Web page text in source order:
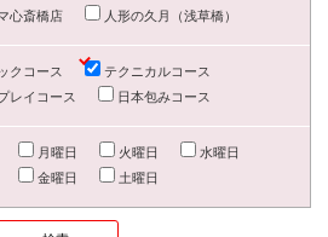
心斎橋店
人形の久月（浅草橋）
クコース
テクニカルコース
レイコース
日本包みコース
月曜日 火曜日
水曜日
金曜日 土曜日